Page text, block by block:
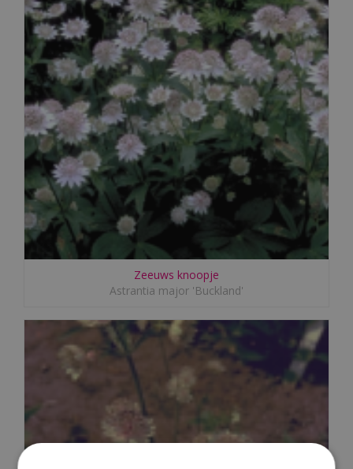
Zeeuws knoopje
Astrantia major 'Buckland'